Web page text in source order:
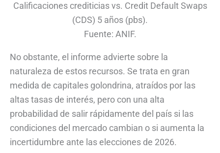
Calificaciones crediticias vs. Credit Default Swaps
(CDS) 5 años (pbs).
Fuente: ANIF.
No obstante, el informe advierte sobre la
naturaleza de estos recursos. Se trata en gran
medida de capitales golondrina, atraídos por las
altas tasas de interés, pero con una alta
probabilidad de salir rápidamente del país si las
condiciones del mercado cambian o si aumenta la
incertidumbre ante las elecciones de 2026.